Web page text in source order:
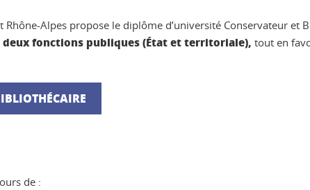
Alpes propose le diplôme d’université Conservateur et
deux fonctions publiques (État et territoriale), tout en
de :